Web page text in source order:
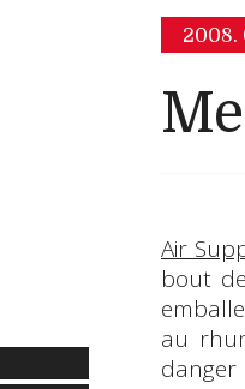
2008.
Air
bout
au
danger